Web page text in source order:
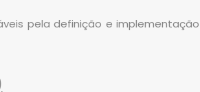
pela definição e